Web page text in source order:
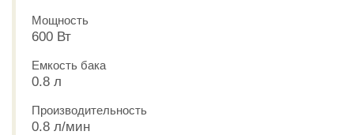
Мощность
600 Вт
Емкость бака
0.8 л
Производительность
0.8 л/мин